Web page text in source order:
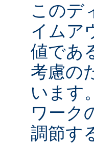
このデ
イムア
値であ
考慮の
います
ワーク
調節す